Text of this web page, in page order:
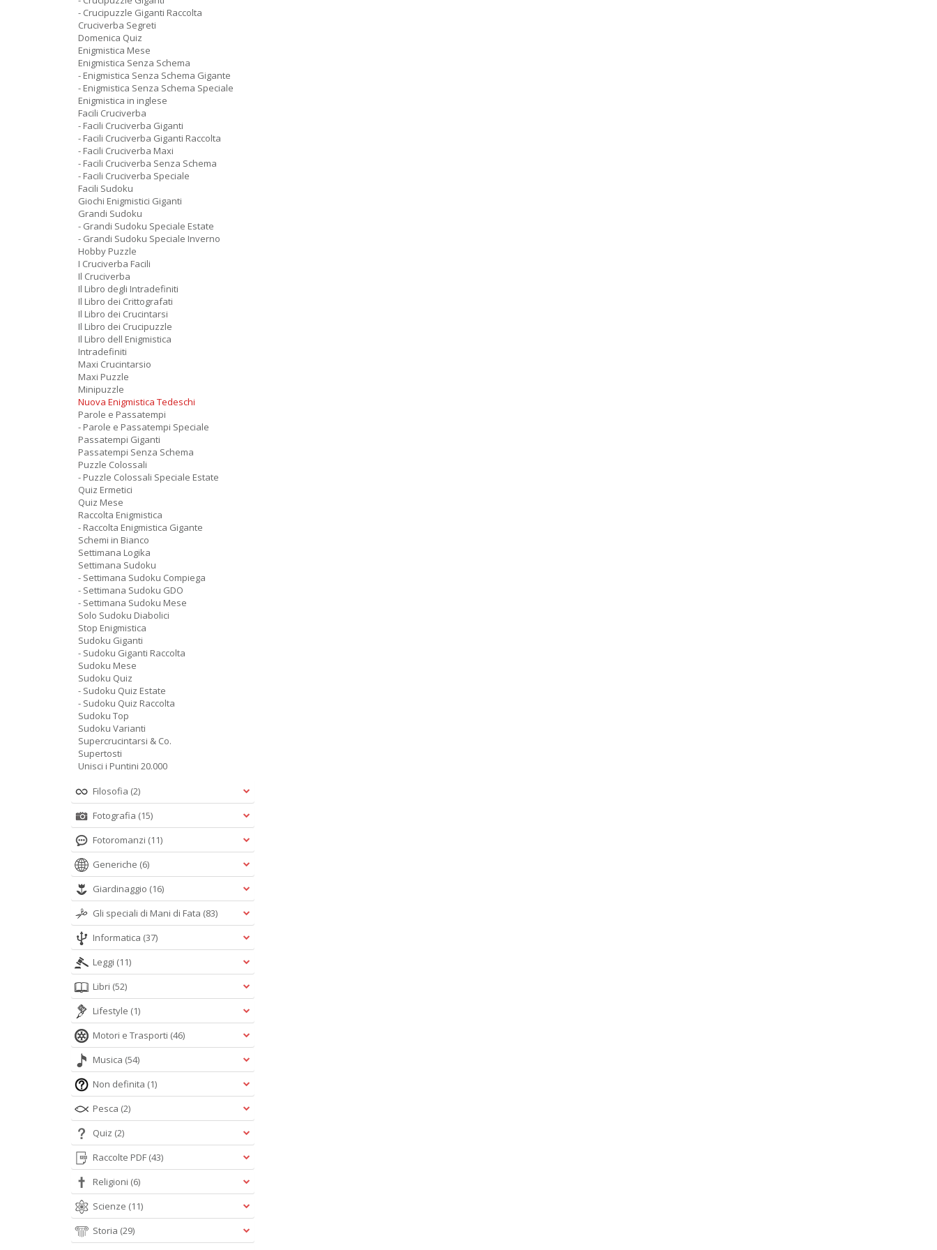
- Crucipuzzle Giganti Raccolta
Cruciverba Segreti
Domenica Quiz
Enigmistica Mese
Enigmistica Senza Schema
- Enigmistica Senza Schema Gigante
- Enigmistica Senza Schema Speciale
Enigmistica in inglese
Facili Cruciverba
- Facili Cruciverba Giganti
- Facili Cruciverba Giganti Raccolta
- Facili Cruciverba Maxi
- Facili Cruciverba Senza Schema
- Facili Cruciverba Speciale
Facili Sudoku
Giochi Enigmistici Giganti
Grandi Sudoku
- Grandi Sudoku Speciale Estate
- Grandi Sudoku Speciale Inverno
Hobby Puzzle
I Cruciverba Facili
Il Cruciverba
Il Libro degli Intradefiniti
Il Libro dei Crittografati
Il Libro dei Crucintarsi
Il Libro dei Crucipuzzle
Il Libro dell Enigmistica
Intradefiniti
Maxi Crucintarsio
Maxi Puzzle
Minipuzzle
Nuova Enigmistica Tedeschi
Parole e Passatempi
- Parole e Passatempi Speciale
Passatempi Giganti
Passatempi Senza Schema
Puzzle Colossali
- Puzzle Colossali Speciale Estate
Quiz Ermetici
Quiz Mese
Raccolta Enigmistica
- Raccolta Enigmistica Gigante
Schemi in Bianco
Settimana Logika
Settimana Sudoku
- Settimana Sudoku Compiega
- Settimana Sudoku GDO
- Settimana Sudoku Mese
Solo Sudoku Diabolici
Stop Enigmistica
Sudoku Giganti
- Sudoku Giganti Raccolta
Sudoku Mese
Sudoku Quiz
- Sudoku Quiz Estate
- Sudoku Quiz Raccolta
Sudoku Top
Sudoku Varianti
Supercrucintarsi & Co.
Supertosti
Unisci i Puntini 20.000
Filosofia (2)
Fotografia (15)
Fotoromanzi (11)
Generiche (6)
Giardinaggio (16)
Gli speciali di Mani di Fata (83)
Informatica (37)
Leggi (11)
Libri (52)
Lifestyle (1)
Motori e Trasporti (46)
Musica (54)
Non definita (1)
Pesca (2)
Quiz (2)
Raccolte PDF (43)
Religioni (6)
Scienze (11)
Storia (29)